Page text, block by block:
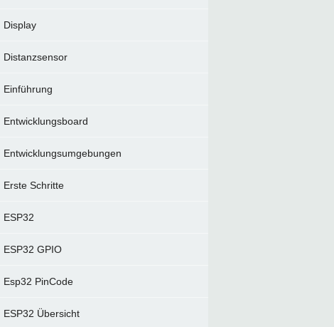
Display
Distanzsensor
Einführung
Entwicklungsboard
Entwicklungsumgebungen
Erste Schritte
ESP32
ESP32 GPIO
Esp32 PinCode
ESP32 Übersicht